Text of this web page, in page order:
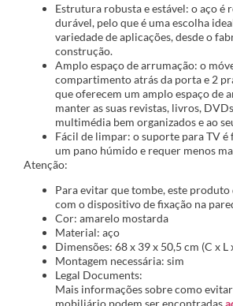
Estrutura robusta e estável: o aço é
durável, pelo que é uma escolha
variedade de aplicações, desde o
construção.
Amplo espaço de arrumação: o
compartimento atrás da porta e 2
que oferecem um amplo espaço de
manter as suas revistas, livros,
multimédia bem organizados e ao
Fácil de limpar: o suporte para TV
um pano húmido e requer menos
Atenção:
Para evitar que tombe, este
com o dispositivo de fixação na
Cor: amarelo mostarda
Material: aço
Dimensões: 68 x 39 x 50,5 cm (C x L
Montagem necessária: sim
Legal Documents:
Mais informações sobre como evitar